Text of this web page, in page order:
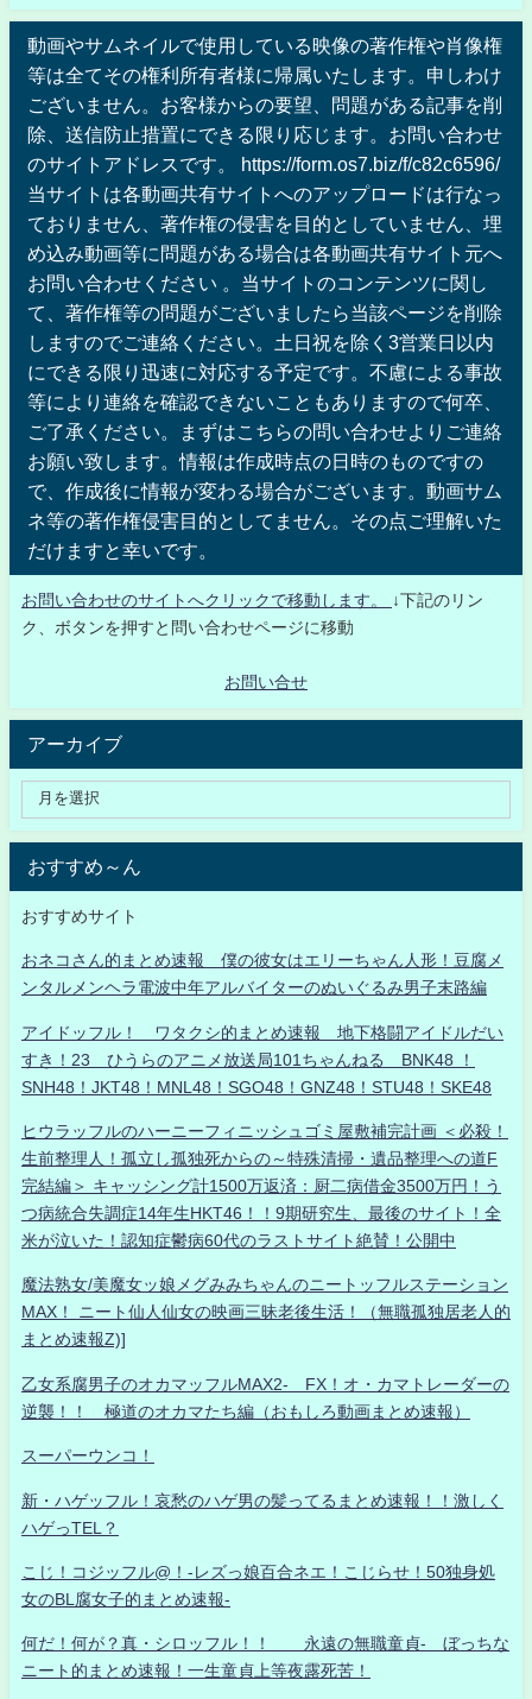
動画やサムネイルで使用している映像の著作権や肖像権
等は全てその権利所有者様に帰属いたします。申しわけ
ございません。お客様からの要望、問題がある記事を削
除、送信防止措置にできる限り応じます。お問い合わせ
のサイトアドレスです。 https://form.os7.biz/f/c82c6596/
当サイトは各動画共有サイトへのアップロードは行なっ
ておりません、著作権の侵害を目的としていません、埋
め込み動画等に問題がある場合は各動画共有サイト元へ
お問い合わせください 。当サイトのコンテンツに関し
て、著作権等の問題がございましたら当該ページを削除
しますのでご連絡ください。土日祝を除く3営業日以内
にできる限り迅速に対応する予定です。不慮による事故
等により連絡を確認できないこともありますので何卒、
ご了承ください。まずはこちらの問い合わせよりご連絡
お願い致します。情報は作成時点の日時のものですの
で、作成後に情報が変わる場合がございます。動画サム
ネ等の著作権侵害目的としてません。その点ご理解いた
だけますと幸いです。
お問い合わせのサイトへクリックで移動します。
↓下記のリン
ク、ボタンを押すと問い合わせページに移動
お問い合せ
アーカイブ
おすすめ～ん
おすすめサイト
おネコさん的まとめ速報 僕の彼女はエリーちゃん人形！豆腐メ
ンタルメンヘラ電波中年アルバイターのぬいぐるみ男子末路編
アイドッフル！ ワタクシ的まとめ速報 地下格闘アイドルだい
すき！23 ひうらのアニメ放送局101ちゃんねる BNK48 ！
SNH48！JKT48！MNL48！SGO48！GNZ48！STU48！SKE48
ヒウラッフルのハーニーフィニッシュゴミ屋敷補完計画 ＜必殺！
生前整理人！孤立し孤独死からの～特殊清掃・遺品整理への道F
完結編＞ キャッシング計1500万返済：厨二病借金3500万円！う
つ病統合失調症14年生HKT46！！9期研究生、最後のサイト！全
米が泣いた！認知症鬱病60代のラストサイト絶賛！公開中
魔法熟女/美魔女ッ娘メグみみちゃんのニートッフルステーション
MAX！ ニート仙人仙女の映画三昧老後生活！（無職孤独居老人的
まとめ速報Z)]
乙女系腐男子のオカマッフルMAX2- FX！オ・カマトレーダーの
逆襲！！ 極道のオカマたち編（おもしろ動画まとめ速報）
スーパーウンコ！
新・ハゲッフル！哀愁のハゲ男の髪ってるまとめ速報！！激しく
ハゲっTEL？
こじ！コジッフル@！-レズっ娘百合ネエ！こじらせ！50独身処
女のBL腐女子的まとめ速報-
何だ！何が？真・シロッフル！！ 永遠の無職童貞- ぼっちな
ニート的まとめ速報！一生童貞上等夜露死苦！